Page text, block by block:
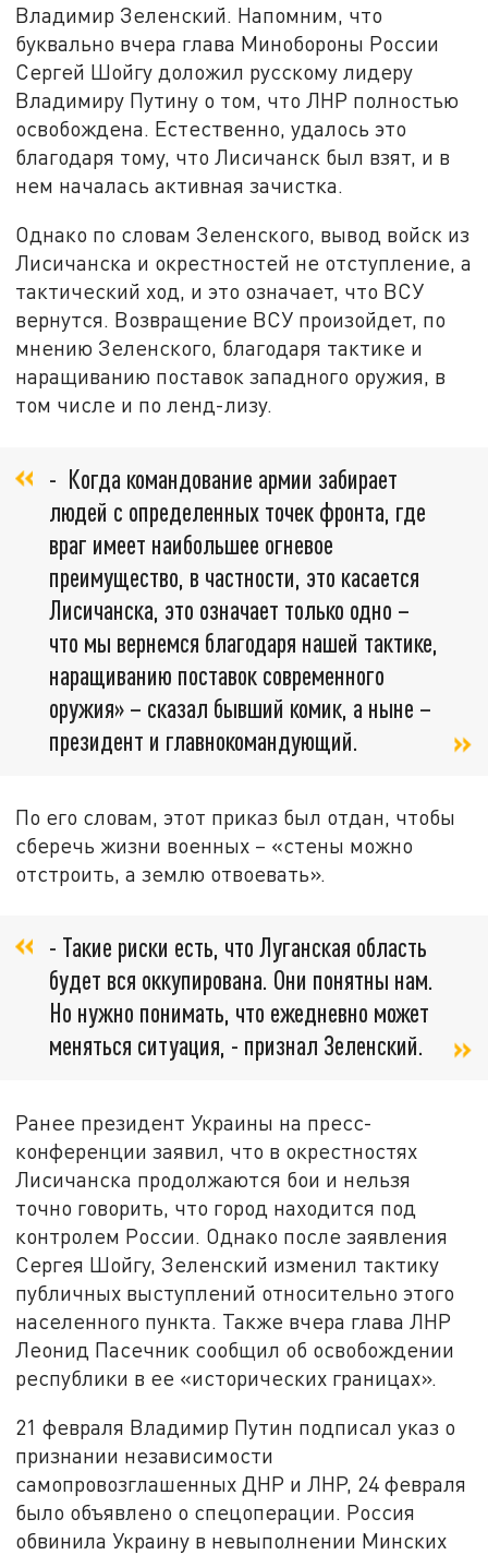
Владимир Зеленский. Напомним, что
буквально вчера глава Минобороны России
Сергей Шойгу доложил русскому лидеру
Владимиру Путину о том, что ЛНР полностью
освобождена. Естественно, удалось это
благодаря тому, что Лисичанск был взят, и в
нем началась активная зачистка.
Однако по словам Зеленского, вывод войск из
Лисичанска и окрестностей не отступление, а
тактический ход, и это означает, что ВСУ
вернутся. Возвращение ВСУ произойдет, по
мнению Зеленского, благодаря тактике и
наращиванию поставок западного оружия, в
том числе и по ленд-лизу.
- Когда командование армии забирает
людей с определенных точек фронта, где
враг имеет наибольшее огневое
преимущество, в частности, это касается
Лисичанска, это означает только одно –
что мы вернемся благодаря нашей тактике,
наращиванию поставок современного
оружия» – сказал бывший комик, а ныне –
президент и главнокомандующий.
По его словам, этот приказ был отдан, чтобы
сберечь жизни военных – «стены можно
отстроить, а землю отвоевать».
- Такие риски есть, что Луганская область
будет вся оккупирована. Они понятны нам.
Но нужно понимать, что ежедневно может
меняться ситуация, - признал Зеленский.
Ранее президент Украины на пресс-
конференции заявил, что в окрестностях
Лисичанска продолжаются бои и нельзя
точно говорить, что город находится под
контролем России. Однако после заявления
Сергея Шойгу, Зеленский изменил тактику
публичных выступлений относительно этого
населенного пункта. Также вчера глава ЛНР
Леонид Пасечник сообщил об освобождении
республики в ее «исторических границах».
21 февраля Владимир Путин подписал указ о
признании независимости
самопровозглашенных ДНР и ЛНР, 24 февраля
было объявлено о спецоперации. Россия
обвинила Украину в невыполнении Минских